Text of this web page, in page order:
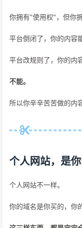
你拥有"使用权"，但你
平台倒闭了，你的内容
平台改规则了，你的内
不能。
所以你辛辛苦苦做的内
个人网站，是
个人网站不一样。
你的域名是你买的，你